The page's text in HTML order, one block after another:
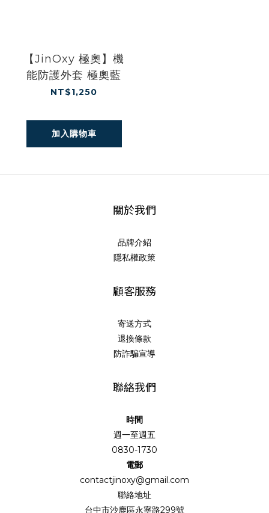
【JinOxy 極奧】機
能防護外套 極奧藍
NT$1,250
加入購物車
關於我們
品牌介紹
隱私權政策
顧客服務
寄送方式
退換條款
防詐騙宣導
聯絡我們
時間
週一至週五
0830-1730
電郵
contactjinoxy@gmail.com
聯絡地址
台中市沙鹿區永寧路299號